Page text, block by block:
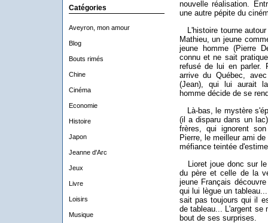
Catégories
Aveyron, mon amour
Blog
Bouts rimés
Chine
Cinéma
Economie
Histoire
Japon
Jeanne d'Arc
Jeux
Livre
Loisirs
Musique
nouvelle réalisation.
une autre pépite du
L'histoire tourne
Mathieu, un jeune
jeune homme (Pierre
connu et ne sait
refusé de lui en parler.
arrive du Québec,
(Jean), qui lui aurait
homme décide de se
Là-bas, le mystère
(il a disparu dans un
frères, qui ignorent
Pierre, le meilleur ami
méfiance teintée
Lioret joue donc sur le
du père et celle de la
jeune Français
qui lui lègue un
sait pas toujours qui il
de tableau... L'argent se
bout de ses surprises.